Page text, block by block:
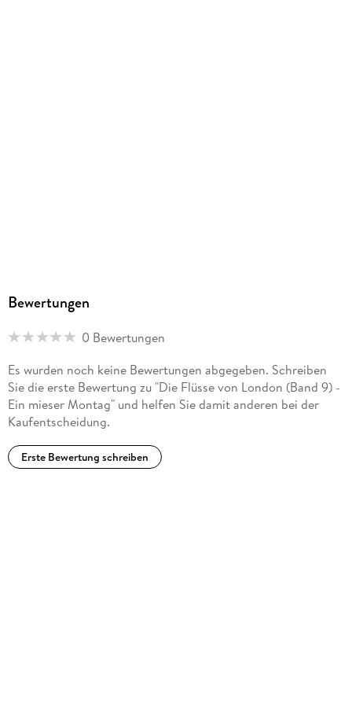
Bewertungen
0 Bewertungen
Es wurden noch keine Bewertungen abgegeben. Schreiben
Sie die erste Bewertung zu "Die Flüsse von London (Band 9) -
Ein mieser Montag" und helfen Sie damit anderen bei der
Kaufentscheidung.
Erste Bewertung schreiben